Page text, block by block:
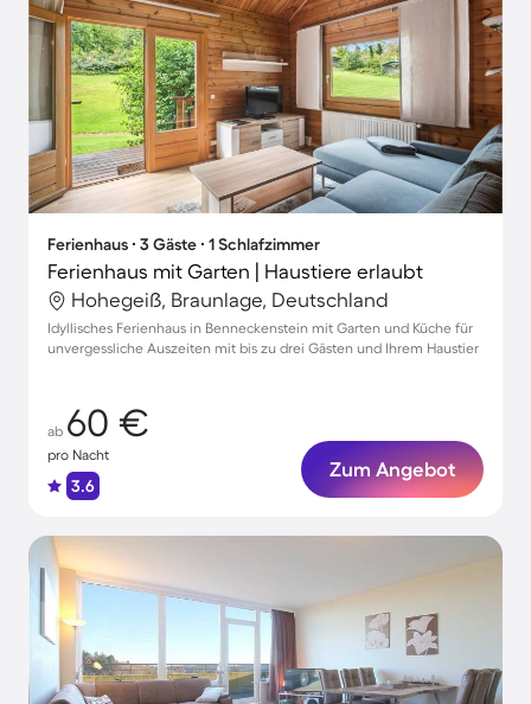
Ferienhaus ∙ 3 Gäste ∙ 1 Schlafzimmer
Ferienhaus mit Garten | Haustiere erlaubt
Hohegeiß, Braunlage, Deutschland
Idyllisches Ferienhaus in Benneckenstein mit Garten und Küche für
unvergessliche Auszeiten mit bis zu drei Gästen und Ihrem Haustier
ab 60 €
pro Nacht
3.6
Zum Angebot